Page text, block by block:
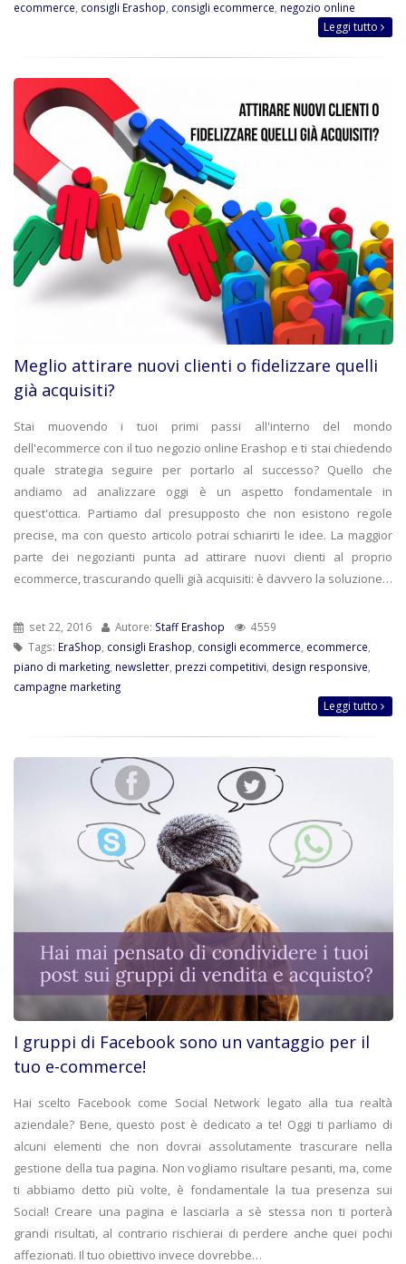
ecommerce, consigli Erashop, consigli ecommerce, negozio online
Leggi tutto
Meglio attirare nuovi clienti o fidelizzare quelli
già acquisiti?
Stai muovendo i tuoi primi passi all'interno del mondo
dell'ecommerce con il tuo negozio online Erashop e ti stai chiedendo
quale strategia seguire per portarlo al successo? Quello che
andiamo ad analizzare oggi è un aspetto fondamentale in
quest'ottica. Partiamo dal presupposto che non esistono regole
precise, ma con questo articolo potrai schiarirti le idee. La maggior
parte dei negozianti punta ad attirare nuovi clienti al proprio
ecommerce, trascurando quelli già acquisiti: è davvero la soluzione…
set 22, 2016 Autore: Staff Erashop
4559
Tags: EraShop, consigli Erashop, consigli ecommerce, ecommerce,
piano di marketing, newsletter, prezzi competitivi, design responsive,
campagne marketing
Leggi tutto
I gruppi di Facebook sono un vantaggio per il
tuo e-commerce!
Hai scelto Facebook come Social Network legato alla tua realtà
aziendale? Bene, questo post è dedicato a te! Oggi ti parliamo di
alcuni elementi che non dovrai assolutamente trascurare nella
gestione della tua pagina. Non vogliamo risultare pesanti, ma, come
ti abbiamo detto più volte, è fondamentale la tua presenza sui
Social! Creare una pagina e lasciarla a sè stessa non ti porterà
grandi risultati, al contrario rischierai di perdere anche quei pochi
affezionati. Il tuo obiettivo invece dovrebbe…